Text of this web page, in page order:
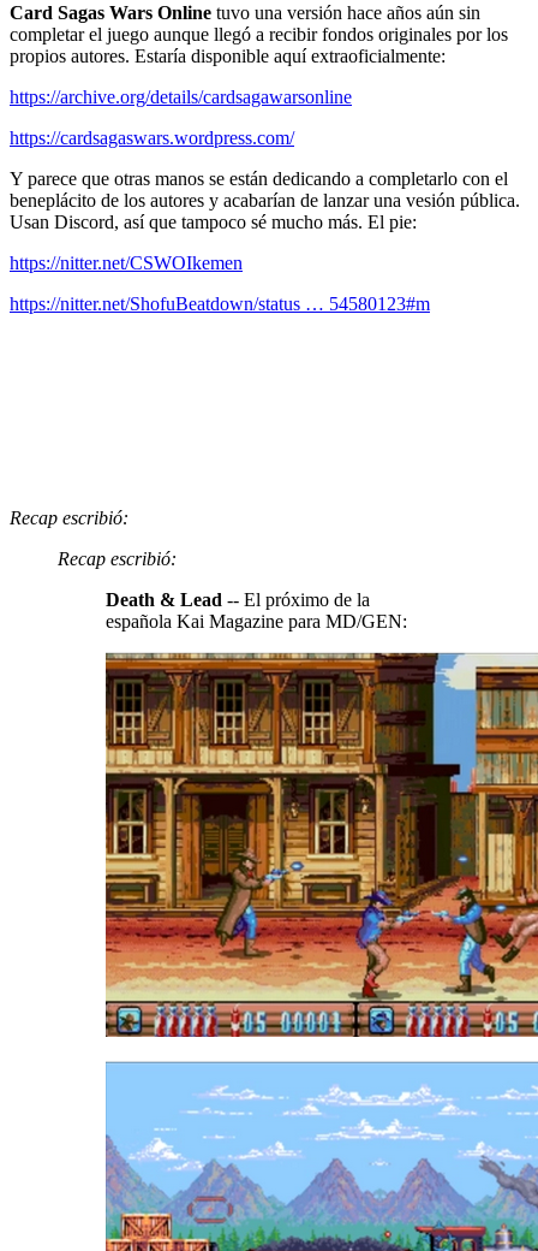
Card Sagas Wars Online tuvo una versión hace años aún sin
completar el juego aunque llegó a recibir fondos originales por los
propios autores. Estaría disponible aquí extraoficialmente:
https://archive.org/details/cardsagawarsonline
https://cardsagaswars.wordpress.com/
Y parece que otras manos se están dedicando a completarlo con el
beneplácito de los autores y acabarían de lanzar una vesión pública.
Usan Discord, así que tampoco sé mucho más. El pie:
https://nitter.net/CSWOIkemen
https://nitter.net/ShofuBeatdown/status … 54580123#m
Recap escribió:
Recap escribió:
Death & Lead -- El próximo de la
española Kai Magazine para MD/GEN: